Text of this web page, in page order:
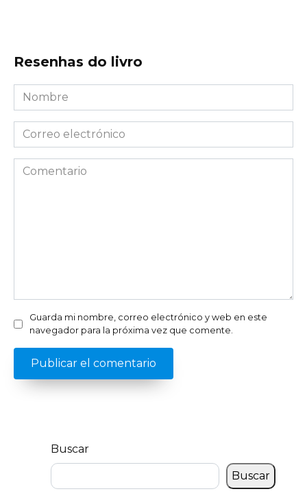
Resenhas do livro
Nombre
*
Correo
electrónico
*Comentario
Guarda mi nombre, correo electrónico y web en este
navegador para la próxima vez que comente.
Buscar
Buscar